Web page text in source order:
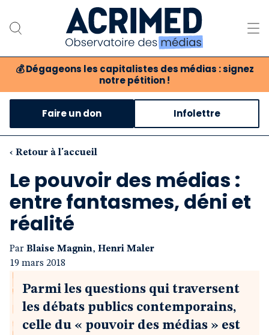
💰 Dégageons les capitalistes des médias : signez
notre pétition !
Notre association
Notre critique des médias
Nos propositions
Notre revue
Boutique
Faire un don Infolettre
‹ Retour à l'accueil
Le pouvoir des médias :
entre fantasmes, déni et
réalité
Par Blaise Magnin, Henri Maler
19 mars 2018
Parmi les questions qui traversent
les débats publics contemporains,
celle du « pouvoir des médias » est